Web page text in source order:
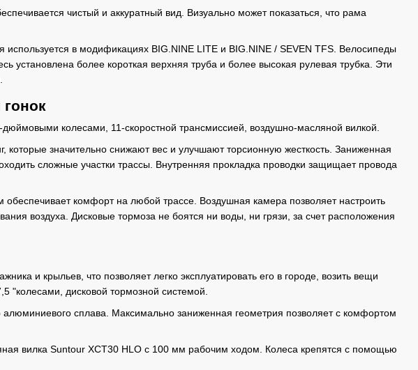
чистый и аккуратный вид. Визуально может показаться, что рама
в модификациях BIG.NINE LITE и BIG.NINE / SEVEN TFS. Велосипеды
установлена более короткая верхняя труба и более высокая рулевая трубка. Эти
колесами, 11-скоростной трансмиссией, воздушно-масляной вилкой.
которые значительно снижают вес и улучшают торсионную жесткость. Заниженная
сложные участки трассы. Внутренняя прокладка проводки защищает провода
комфорт на любой трассе. Воздушная камера позволяет настроить
воздуха. Дисковые тормоза не боятся ни воды, ни грязи, за счет расположения
и крыльев, что позволяет легко эксплуатировать его в городе, возить вещи
"колесами, дисковой тормозной системой.
алюминиевого сплава. Максимально заниженная геометрия позволяет с комфортом
вилка Suntour XCT30 HLO с 100 мм рабочим ходом. Колеса крепятся с помощью